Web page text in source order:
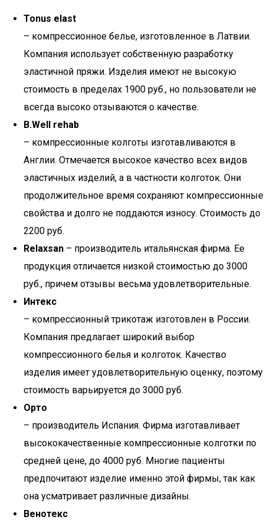
Tonus elast
– компрессионное белье, изготовленное в Латвии.
Компания использует собственную разработку
эластичной пряжи. Изделия имеют не высокую
стоимость в пределах 1900 руб., но пользователи не
всегда высоко отзываются о качестве.
B.Well rehab
– компрессионные колготы изготавливаются в
Англии. Отмечается высокое качество всех видов
эластичных изделий, а в частности колготок. Они
продолжительное время сохраняют компрессионные
свойства и долго не поддаются износу. Стоимость до
2200 руб.
Relaxsan – производитель итальянская фирма. Ее
продукция отличается низкой стоимостью до 3000
руб., причем отзывы весьма удовлетворительные.
Интекс
– компрессионный трикотаж изготовлен в России.
Компания предлагает широкий выбор
компрессионного белья и колготок. Качество
изделия имеет удовлетворительную оценку, поэтому
стоимость варьируется до 3000 руб.
Орто
– производитель Испания. Фирма изготавливает
высококачественные компрессионные колготки по
средней цене, до 4000 руб. Многие пациенты
предпочитают изделие именно этой фирмы, так как
она усматривает различные дизайны.
Венотекс